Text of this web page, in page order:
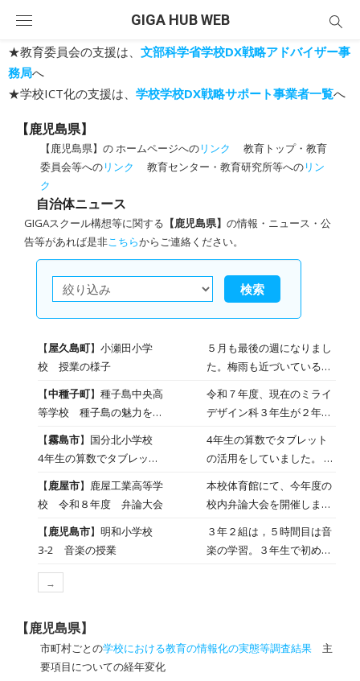
content
GIGA HUB WEB
★教育委員会の支援は、 文部科学省学校DX戦略アドバイザー事
務局へ
★学校ICT化の支援は、 学校学校DX戦略サポート事業者一覧へ
【鹿児島県】
【鹿児島県】の ホームページへのリンク
教育トップ・教育
委員会等へのリンク 教育センター・教育研究所等へのリン
ク
自治体ニュース
GIGAスクール構想等に関する 【鹿児島県】 の情報・ニュース・公
告等があれば是非こちらからご連絡ください。
検索
【屋久島町】小瀬田小学
校 授業の様子
５月も最後の週になりまし
た。梅雨も近づいているの
ています。そんな中でも子
供たちは、楽しく真剣に授
業に臨んでいます。
【中種子町】種子島中央高
等学校 種子島の魅力を発
表する連載企画「タネろ
ぐ」まとめ(令和7年度)
令和７年度、現在のミライ
デザイン科３年生が２年生
ログ」の連載記事をまとめ
ました。 01 「タネログ」
は、鹿児島県の食・観光・
地域の魅力を発信するWEB
サイト「かごしまぐるり」
内で掲載された連載企画で
す。生徒は、約半年間にわ
島の魅力を高校生の視点で
【霧島市】国分北小学校
4年生の算数でタブレット
活用
4年生の算数でタブレット
の活用をしていました。 ど
れるかをタブレットで考え
ます。 キャラメルを分ける
操作をタブレット上ででき
るので簡単です。 丸で囲ん
ね。
【鹿屋市】鹿屋工業高等学
校 令和８年度 弁論大会
本校体育館にて、今年度の
校内弁論大会を開催しまし
表生徒５名がステージに立
ち、日頃の学校生活などで
予選を勝ち抜いただけあっ
【鹿児島市】明和小学校
3‐2 音楽の授業
３年２組は，５時間目は音
楽の学習。３年生で初めて
ダーの特徴であるタンギン
→
【鹿児島県】
市町村ごとの学校における教育の情報化の実態等調査結果 主
要項目についての経年変化